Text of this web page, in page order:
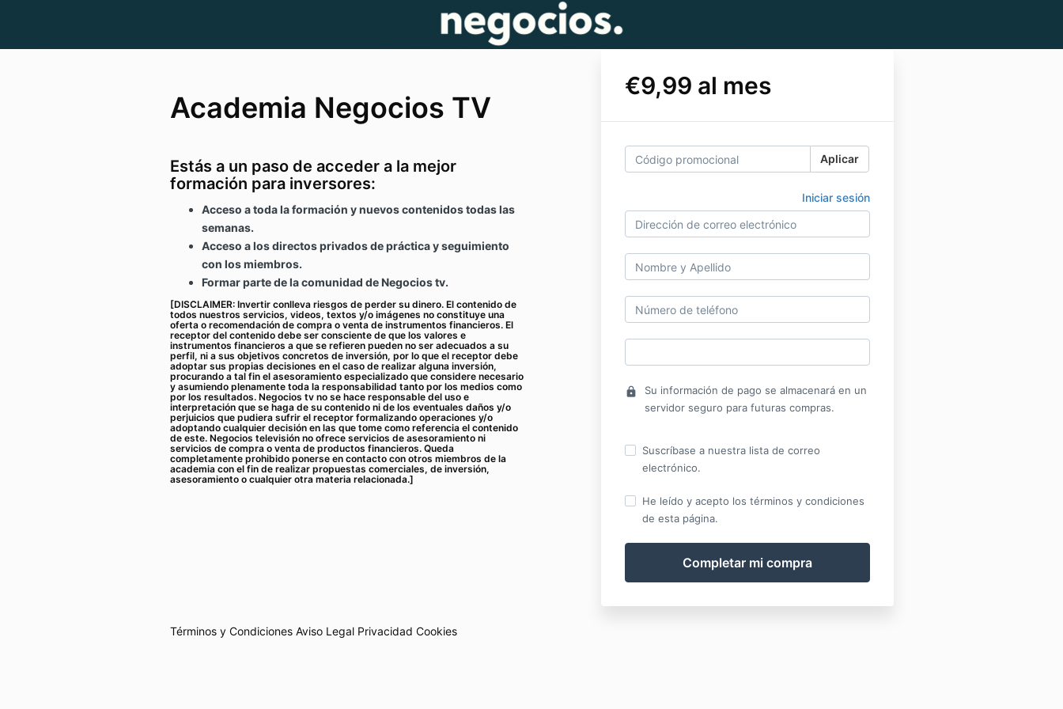
€9,99 al mes
Aplicar
Iniciar sesión
lock
Su información de pago se almacenará en un
servidor seguro para futuras compras.
Suscríbase a nuestra lista de correo
electrónico.
He leído y acepto los términos y condiciones
de esta página.
Academia Negocios TV
Estás a un paso de acceder a la mejor
formación para inversores:
Acceso a toda la formación y nuevos contenidos todas las
semanas.
Acceso a los directos privados de práctica y seguimiento
con los miembros.
Formar parte de la comunidad de Negocios tv.
[DISCLAIMER: Invertir conlleva riesgos de perder su dinero. El contenido de
todos nuestros servicios, videos, textos y/o imágenes no constituye una
oferta o recomendación de compra o venta de instrumentos financieros. El
receptor del contenido debe ser consciente de que los valores e
instrumentos financieros a que se refieren pueden no ser adecuados a su
perfil, ni a sus objetivos concretos de inversión, por lo que el receptor debe
adoptar sus propias decisiones en el caso de realizar alguna inversión,
procurando a tal fin el asesoramiento especializado que considere necesario
y asumiendo plenamente toda la responsabilidad tanto por los medios como
por los resultados. Negocios tv no se hace responsable del uso e
interpretación que se haga de su contenido ni de los eventuales daños y/o
perjuicios que pudiera sufrir el receptor formalizando operaciones y/o
adoptando cualquier decisión en las que tome como referencia el contenido
de este. Negocios televisión no ofrece servicios de asesoramiento ni
servicios de compra o venta de productos financieros. Queda
completamente prohibido ponerse en contacto con otros miembros de la
academia con el fin de realizar propuestas comerciales, de inversión,
asesoramiento o cualquier otra materia relacionada.]
Términos y Condiciones Aviso Legal Privacidad Cookies